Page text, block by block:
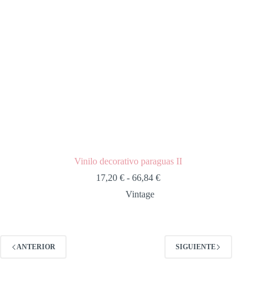
Vinilo decorativo paraguas II
17,20 € - 66,84 €
Vintage
ANTERIOR SIGUIENTE